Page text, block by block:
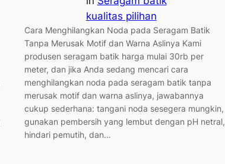
kualitas pilihan
Cara Menghilangkan Noda pada Seragam Batik
Tanpa Merusak Motif dan Warna Aslinya Kami
produsen seragam batik harga mulai 30rb per
meter, dan jika Anda sedang mencari cara
menghilangkan noda pada seragam batik tanpa
merusak motif dan warna aslinya, jawabannya
cukup sederhana: tangani noda sesegera mungkin,
gunakan pembersih yang lembut dengan pH netral,
hindari pemutih, dan…